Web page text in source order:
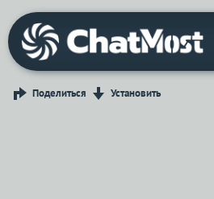
Войти с Telegram
Поделиться Установить